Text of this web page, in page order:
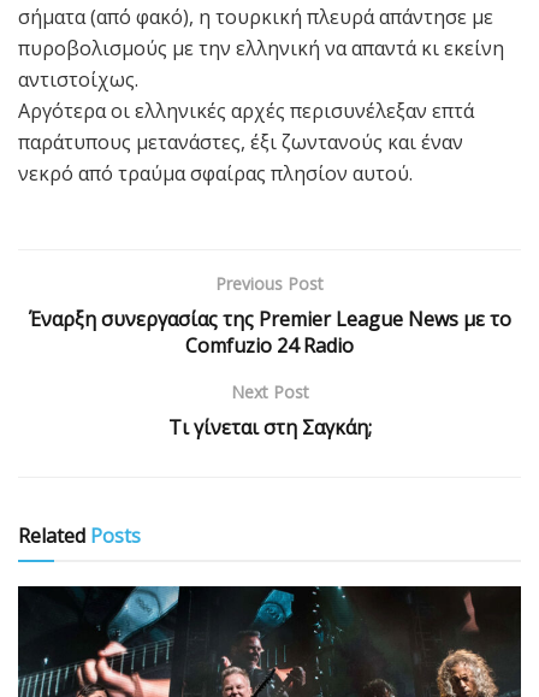
σήματα (από φακό), η τουρκική πλευρά απάντησε με
πυροβολισμούς με την ελληνική να απαντά κι εκείνη
αντιστοίχως.
Αργότερα οι ελληνικές αρχές περισυνέλεξαν επτά
παράτυπους μετανάστες, έξι ζωντανούς και έναν
νεκρό από τραύμα σφαίρας πλησίον αυτού.
Previous Post
Έναρξη συνεργασίας της Premier League News με το
Comfuzio 24 Radio
Next Post
Τι γίνεται στη Σαγκάη;
Related Posts